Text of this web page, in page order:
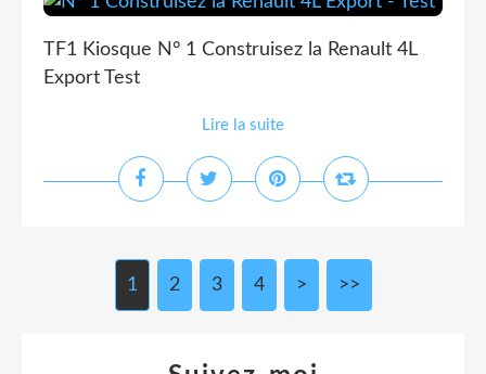
TF1 Kiosque N° 1 Construisez la Renault 4L
Export Test
Lire la suite
1 2 3 4 > >>